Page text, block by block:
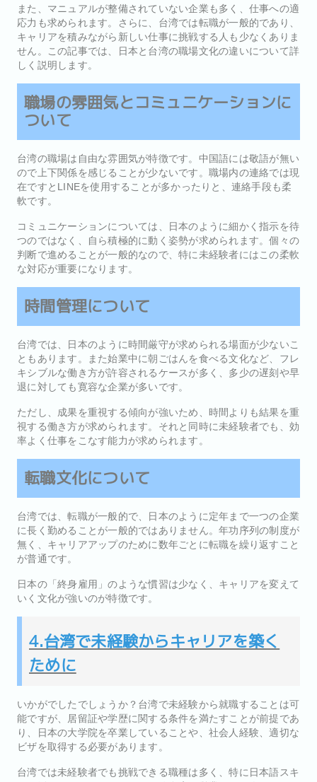
また、マニュアルが整備されていない企業も多く、仕事への適
応力も求められます。さらに、台湾では転職が一般的であり、
キャリアを積みながら新しい仕事に挑戦する人も少なくありま
せん。この記事では、日本と台湾の職場文化の違いについて詳
しく説明します。
職場の雰囲気とコミュニケーションに
ついて
台湾の職場は自由な雰囲気が特徴です。中国語には敬語が無い
ので上下関係を感じることが少ないです。職場内の連絡では現
在ですとLINEを使用することが多かったりと、連絡手段も柔
軟です。
コミュニケーションについては、日本のように細かく指示を待
つのではなく、自ら積極的に動く姿勢が求められます。個々の
判断で進めることが一般的なので、特に未経験者にはこの柔軟
な対応が重要になります。
時間管理について
台湾では、日本のように時間厳守が求められる場面が少ないこ
ともあります。また始業中に朝ごはんを食べる文化など、フレ
キシブルな働き方が許容されるケースが多く、多少の遅刻や早
退に対しても寛容な企業が多いです。
ただし、成果を重視する傾向が強いため、時間よりも結果を重
視する働き方が求められます。それと同時に未経験者でも、効
率よく仕事をこなす能力が求められます。
転職文化について
台湾では、転職が一般的で、日本のように定年まで一つの企業
に長く勤めることが一般的ではありません。年功序列の制度が
無く、キャリアアップのために数年ごとに転職を繰り返すこと
が普通です。
日本の「終身雇用」のような慣習は少なく、キャリアを変えて
いく文化が強いのが特徴です。
4.台湾で未経験からキャリアを築く
ために
いかがでしたでしょうか？台湾で未経験から就職することは可
能ですが、居留証や学歴に関する条件を満たすことが前提であ
り、日本の大学院を卒業していることや、社会人経験、適切な
ビザを取得する必要があります。
台湾では未経験者でも挑戦できる職種は多く、特に日本語スキ